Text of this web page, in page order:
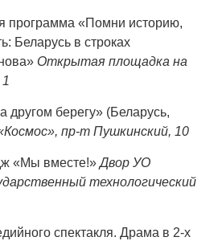
программа «Помни историю,
Беларусь в строках
Открытая площадка на
другом берегу» (Беларусь,
пр-т Пушкинский, 10
«Мы вместе!»Двор УО
технологический
спектакля. Драма в 2-х